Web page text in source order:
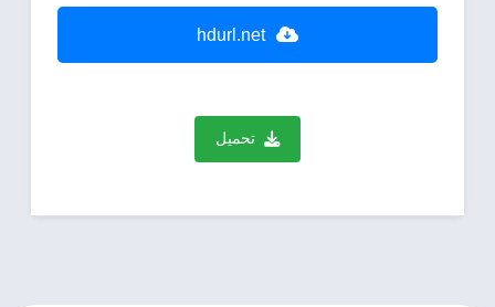
hdurl.net
تحميل